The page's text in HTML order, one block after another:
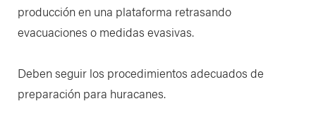
producción en una plataforma retrasando
evacuaciones o medidas evasivas.
Deben seguir los procedimientos adecuados de
preparación para huracanes.